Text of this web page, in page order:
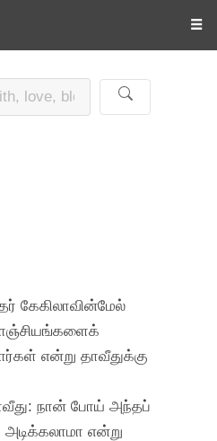
☰
கேகிலாவின்மேல்
என்று தாவீதுக்கு
நான் போய் அந்தப்
என்று